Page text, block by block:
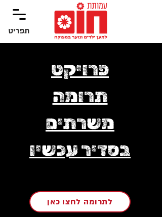
תפריט
פרויקט
תרומה
משרתים
בסדיר עכשיו
לתרומה לחצו כאן